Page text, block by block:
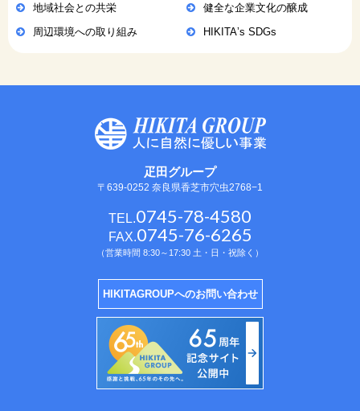
地域社会との共栄
健全な企業文化の醸成
周辺環境への取り組み
HIKITAʼs SDGs
疋田グループ
〒639-0252 奈良県香芝市穴虫2768−1
TEL.0745-78-4580
FAX.0745-76-6265
（営業時間 8:30～17:30 土・日・祝除く）
HIKITAGROUPへのお問い合わせ